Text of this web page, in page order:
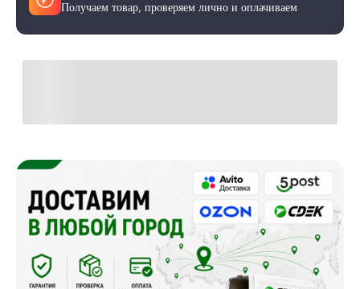
Получаем товар, проверяем лично и оплачиваем